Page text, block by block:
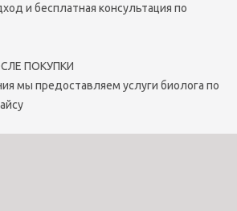
и бесплатная консультация по
ПОКУПКИ
мы предоставляем услуги биолога по